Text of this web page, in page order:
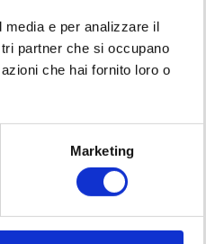
e per analizzare il
partner che si occupano
che hai fornito loro o
Marketing